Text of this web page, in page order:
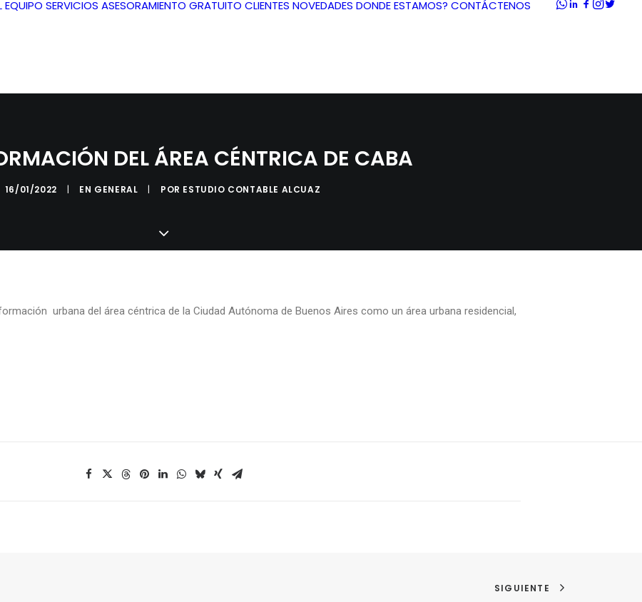
EQUIPO SERVICIOS ASESORAMIENTO GRATUITO CLIENTES NOVEDADES DONDE ESTAMOS? CONTÁCTENOS
DEL ÁREA CÉNTRICA DE CABA
16/01/2022 | EN GENERAL | POR ESTUDIO CONTABLE ALCUAZ
urbana del área céntrica de la Ciudad Autónoma de Buenos Aires como un área urbana residencial,
SIGUIENTE